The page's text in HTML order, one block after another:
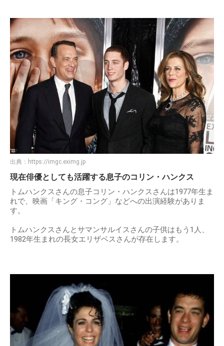
出典： https://imgc.eximg.jp
現在俳優としても活躍する息子のコリン・ハンクス
トムハンクスさんの息子コリン・ハンクスさんは1977年生ま
れで、映画「キング・コング」などへの出演経験がありま
す。
トムハンクスさんとサマンサルイスさんの子供はもう1人、
1982年生まれの長女エリザベスさんが存在します。